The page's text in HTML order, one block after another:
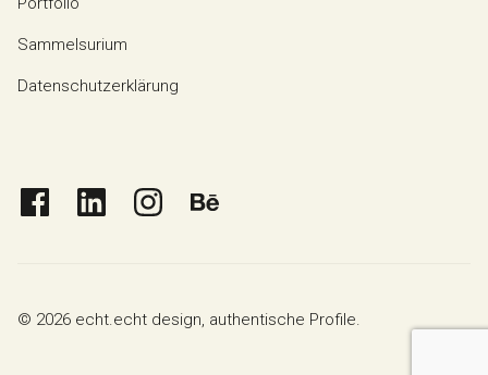
Sammelsurium
Datenschutzerklärung
FacebookLinkedin Instagrambehance
© 2026 echt.echt design, authentische Profile.